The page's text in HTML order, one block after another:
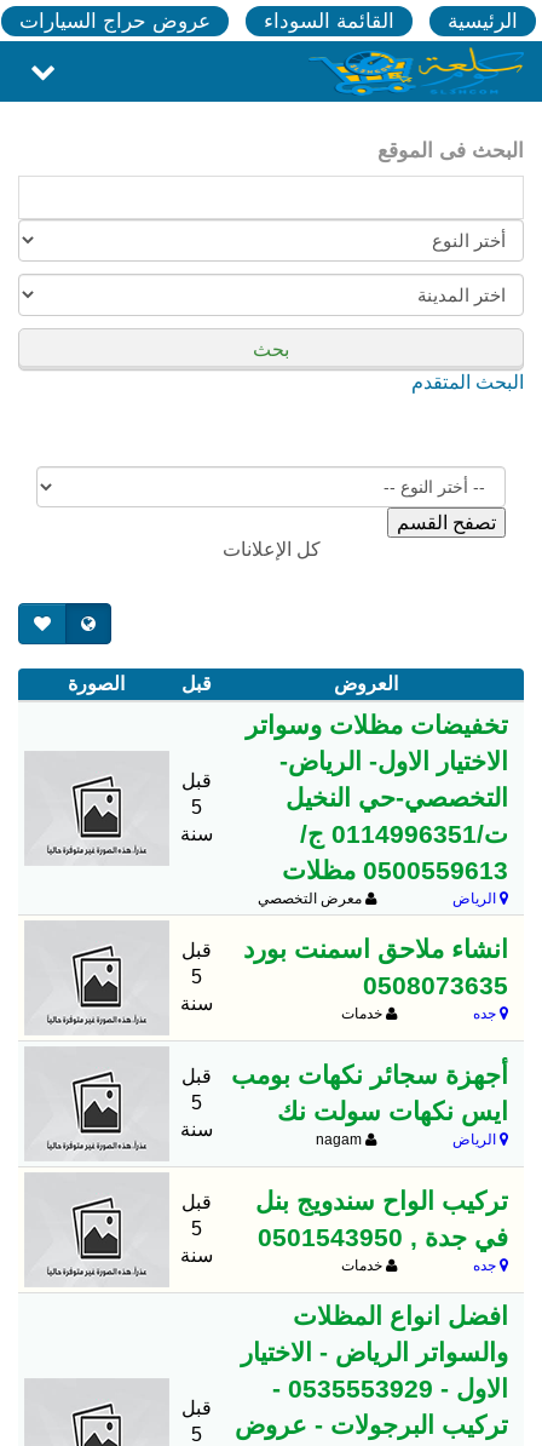
الرئيسية القائمة السوداء عروض حراج السيارات
البحث فى الموقع
بحث
البحث المتقدم
تصفح القسم
كل الإعلانات
العروض قبل الصورة
تخفيضات مظلات وسواتر
الاختيار الاول- الرياض-
التخصصي-حي النخيل
ت/0114996351 ج/
0500559613 مظلات
الرياض معرض التخصصي
قبل
5
سنة
انشاء ملاحق اسمنت بورد
0508073635
جده خدمات
قبل
5
سنة
أجهزة سجائر نكهات بومب
ايس نكهات سولت نك
الرياض nagam
قبل
5
سنة
تركيب الواح سندويج بنل
في جدة , 0501543950
جده خدمات
قبل
5
سنة
افضل انواع المظلات
والسواتر الرياض - الاختيار
الاول - 0535553929 -
تركيب البرجولات - عروض
قبل
5